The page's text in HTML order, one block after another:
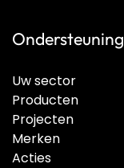
Ondersteuning
Uw sector
Producten
Projecten
Merken
Acties